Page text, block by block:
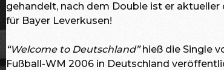
gehandelt, nach dem Double ist er aktueller
für Bayer Leverkusen!
“Welcome to Deutschland”hieß die Single
Fußball-WM 2006 in Deutschland